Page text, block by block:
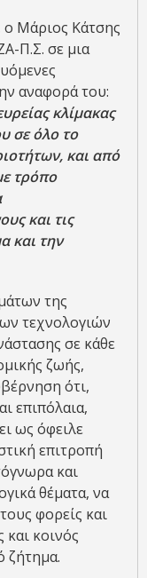
ο Μάριος Κάτσης
Π.Σ. σε μια
αναφορά του:
κλίμακας
σε όλο το
και από
τρόπο
και τις
και την
της
τεχνολογιών
σε κάθε
ζωής,
ότι,
επιπόλαια,
ως όφειλε
επιτροπή
και
θέματα, να
φορείς και
κοινός
ζήτημα.